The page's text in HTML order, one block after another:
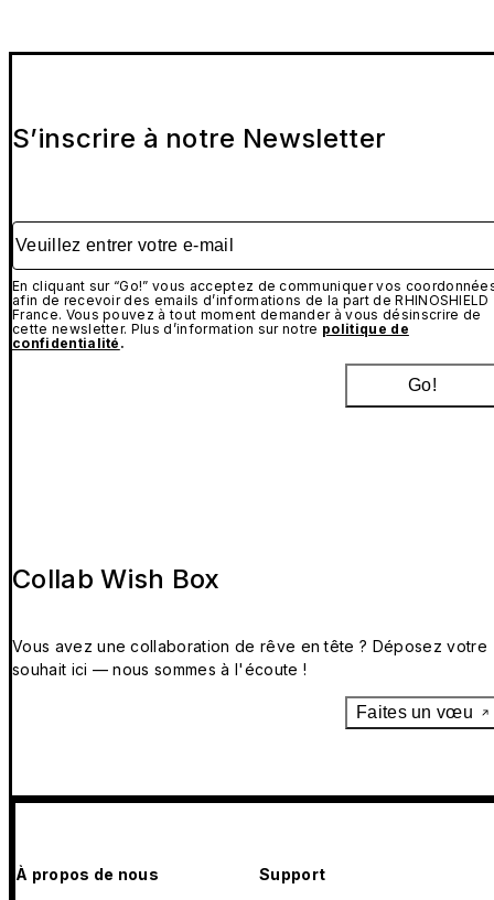
S’inscrire à notre Newsletter
Veuillez entrer votre e-mail
En cliquant sur “Go!” vous acceptez de communiquer vos
afin de recevoir des emails d’informations de la part de RHINOSHIELD
France. Vous pouvez à tout moment demander à vous désinscrire de
cette newsletter. Plus d’information sur notre politique de
confidentialité .
Go!
Collab Wish Box
Vous avez une collaboration de rêve en tête ? Déposez votre
souhait ici — nous sommes à l'écoute !
Faites un vœu
À propos de nous Support